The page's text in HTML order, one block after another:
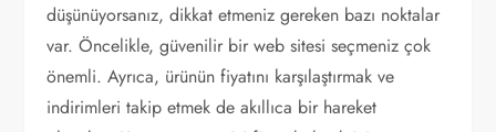
düşünüyorsanız, dikkat etmeniz gereken bazı noktalar
var. Öncelikle, güvenilir bir web sitesi seçmeniz çok
önemli. Ayrıca, ürünün fiyatını karşılaştırmak ve
indirimleri takip etmek de akıllıca bir hareket